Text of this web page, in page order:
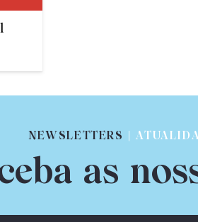
NEWSLETTERS |
as